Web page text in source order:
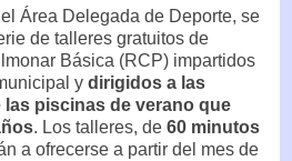
Área Delegada de Deporte, se
de talleres gratuitos de
Básica (RCP) impartidos
y dirigidos a las
piscinas de verano que
. Los talleres, de 60 minutos
a ofrecerse a partir del mes de